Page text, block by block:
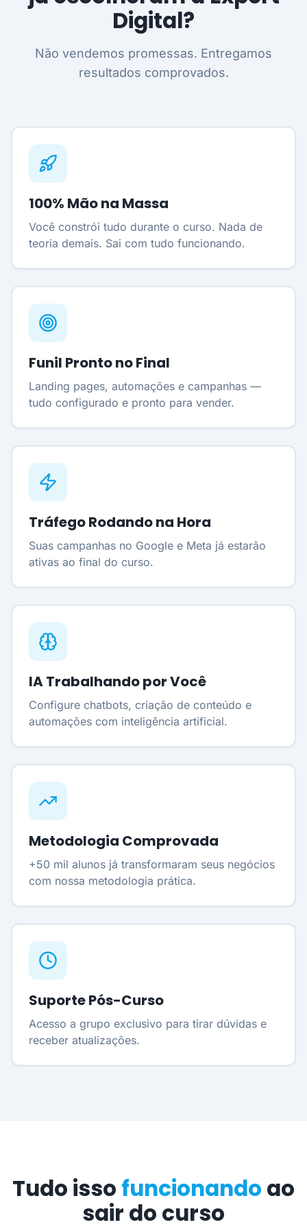
Digital?
Não vendemos promessas. Entregamos
resultados comprovados.
100% Mão na Massa
Você constrói tudo durante o curso. Nada de
teoria demais. Sai com tudo funcionando.
Funil Pronto no Final
Landing pages, automações e campanhas —
tudo configurado e pronto para vender.
Tráfego Rodando na Hora
Suas campanhas no Google e Meta já estarão
ativas ao final do curso.
IA Trabalhando por Você
Configure chatbots, criação de conteúdo e
automações com inteligência artificial.
Metodologia Comprovada
+50 mil alunos já transformaram seus negócios
com nossa metodologia prática.
Suporte Pós-Curso
Acesso a grupo exclusivo para tirar dúvidas e
receber atualizações.
Tudo isso funcionando ao
sair do curso